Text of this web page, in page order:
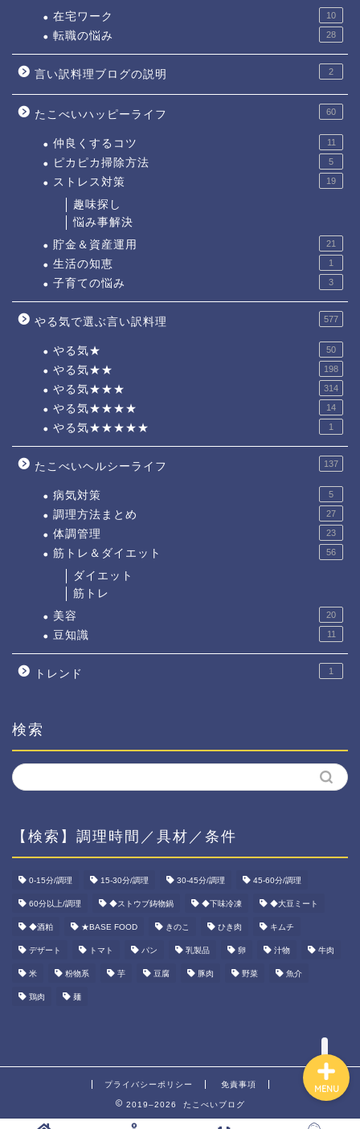
在宅ワーク 10
転職の悩み 28
言い訳料理ブログの説明 2
たこべいハッピーライフ 60
仲良くするコツ 11
ピカピカ掃除方法 5
ストレス対策 19
趣味探し
悩み事解決
貯金＆資産運用
21
生活の知恵 1
子育ての悩み 3
やる気で選ぶ言い訳料理 577
やる気★ 50
やる気★★ 198
やる気★★★ 314
やる気★★★★ 14
やる気★★★★★ 1
たこべいヘルシーライフ 137
病気対策 5
調理方法まとめ 27
体調管理 23
筋トレ＆ダイエット 56
ダイエット
筋トレ
美容
20
豆知識 11
トレンド 1
検索
【検索】調理時間／具材／条件
0-15分/調理 15-30分/調理 30-45分/調理 45-60分/調理
60分以上/調理 ◆ストウブ鋳物鍋 ◆下味冷凍 ◆大豆ミート
◆酒粕 ★BASE FOOD きのこ ひき肉 キムチ
デザート トマト パン 乳製品 卵 汁物 牛肉
米 粉物系 芋 豆腐 豚肉 野菜 魚介
鶏肉 麺
プライバシーポリシー 免責事項
2019–2026 たこべいブログ
MENU
ホーム
資産運用
ダイエット